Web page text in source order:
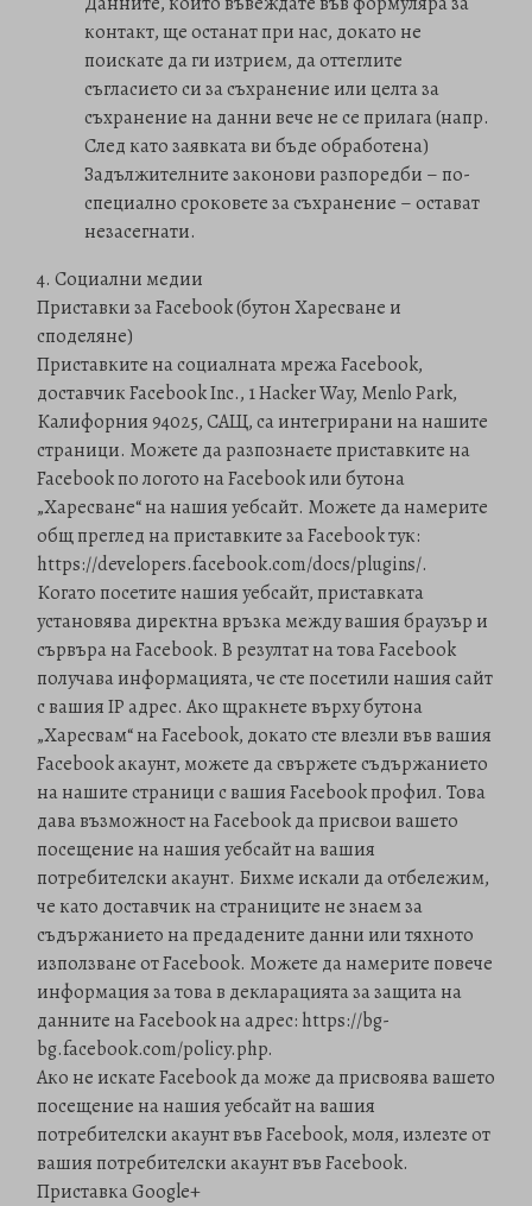
контакт, ще останат при нас, докато не
поискате да ги изтрием, да оттеглите
съгласието си за съхранение или целта за
съхранение на данни вече не се прилага (напр.
След като заявката ви бъде обработена)
Задължителните законови разпоредби – по-
специално сроковете за съхранение – остават
незасегнати.
4. Социални медии
Приставки за Facebook (бутон Харесване и
споделяне)
Приставките на социалната мрежа Facebook,
доставчик Facebook Inc., 1 Hacker Way, Menlo Park,
Калифорния 94025, САЩ, са интегрирани на нашите
страници. Можете да разпознаете приставките на
Facebook по логото на Facebook или бутона
„Харесване“ на нашия уебсайт. Можете да намерите
общ преглед на приставките за Facebook тук:
https://developers.facebook.com/docs/plugins/.
Когато посетите нашия уебсайт, приставката
установява директна връзка между вашия браузър и
сървъра на Facebook. В резултат на това Facebook
получава информацията, че сте посетили нашия сайт
с вашия IP адрес. Ако щракнете върху бутона
„Харесвам“ на Facebook, докато сте влезли във вашия
Facebook акаунт, можете да свържете съдържанието
на нашите страници с вашия Facebook профил. Това
дава възможност на Facebook да присвои вашето
посещение на нашия уебсайт на вашия
потребителски акаунт. Бихме искали да отбележим,
че като доставчик на страниците не знаем за
съдържанието на предадените данни или тяхното
използване от Facebook. Можете да намерите повече
информация за това в декларацията за защита на
данните на Facebook на адрес: https://bg-
bg.facebook.com/policy.php.
Ако не искате Facebook да може да присвоява вашето
посещение на нашия уебсайт на вашия
потребителски акаунт във Facebook, моля, излезте от
вашия потребителски акаунт във Facebook.
Приставка Google+